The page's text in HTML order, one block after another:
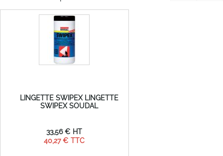
LINGETTE SWIPEX LINGETTE
SWIPEX SOUDAL
40,27 €
33,56 €